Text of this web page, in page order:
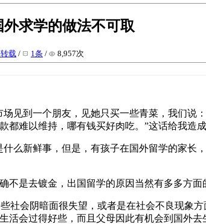
求学的做法不可取
载 / 1条 / 8,957次
场见到一个朋友，见她只买一些青菜，我们说
都难以维持，哪有钱买好肉吃。”这话给我造
什么新鲜事，但是，有孩子在国外留学的家
不是去镀金，出国留学的原因当然有多多方
社会阴暗面很失望，或者是在社会不良现象
活会过得好些，而且父母因此有机会到国外去